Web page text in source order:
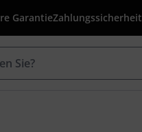
GarantieZahlungssicherheit